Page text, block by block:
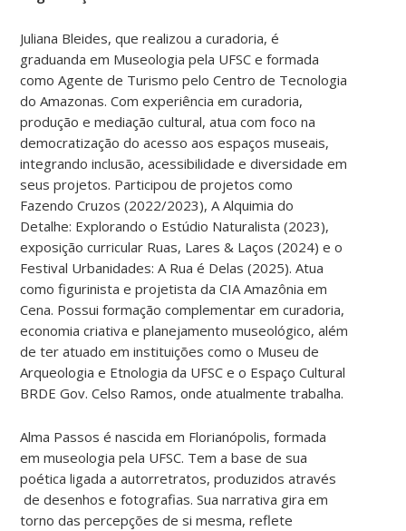
Juliana Bleides, que realizou a curadoria, é
graduanda em Museologia pela UFSC e formada
como Agente de Turismo pelo Centro de Tecnologia
do Amazonas. Com experiência em curadoria,
produção e mediação cultural, atua com foco na
democratização do acesso aos espaços museais,
integrando inclusão, acessibilidade e diversidade em
seus projetos. Participou de projetos como
Fazendo Cruzos (2022/2023), A Alquimia do
Detalhe: Explorando o Estúdio Naturalista (2023),
exposição curricular Ruas, Lares & Laços (2024) e o
Festival Urbanidades: A Rua é Delas (2025). Atua
como figurinista e projetista da CIA Amazônia em
Cena. Possui formação complementar em curadoria,
economia criativa e planejamento museológico, além
de ter atuado em instituições como o Museu de
Arqueologia e Etnologia da UFSC e o Espaço Cultural
BRDE Gov. Celso Ramos, onde atualmente trabalha.
Alma Passos é nascida em Florianópolis, formada
em museologia pela UFSC. Tem a base de sua
poética ligada a autorretratos, produzidos através
de desenhos e fotografias. Sua narrativa gira em
torno das percepções de si mesma, reflete